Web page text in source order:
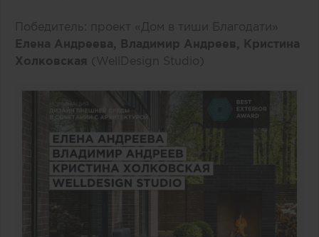
Победитель: проект «Дом в тиши Благодати»
Елена Андреева, Владимир Андреев, Кристина
Холковская (WellDesign Studio)